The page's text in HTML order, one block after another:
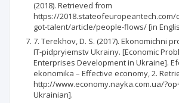
(2018). Retrieved from
https://
got-talent/article/people-flows/ [in
7. Terekhov, D. S. (2017). Ekonomichni
IT-pidpryiemstv Ukrainy. [Economic
Enterprises Development іn Ukraine].
ekonomika – Effective economy, 2.
http://www.economy.nayka.com.ua/
Ukrainian].